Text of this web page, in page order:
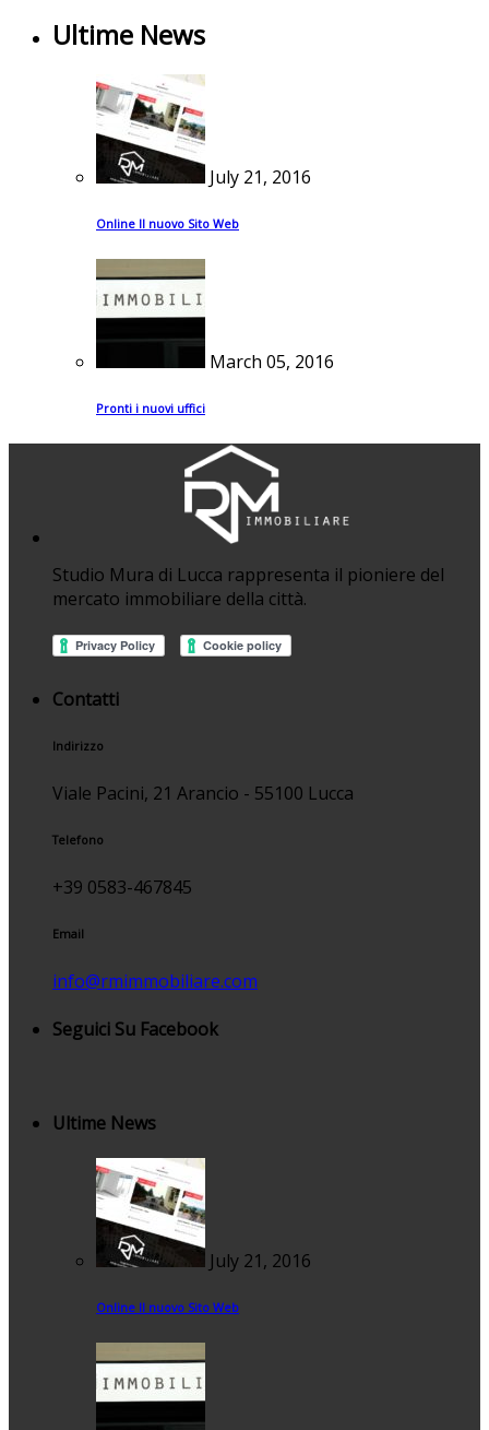
Ultime News
July 21, 2016
Online Il nuovo Sito Web
March 05, 2016
Pronti i nuovi uffici
Studio Mura di Lucca rappresenta il pioniere del
mercato immobiliare della città.
Contatti
Indirizzo
Viale Pacini, 21 Arancio - 55100 Lucca
Telefono
+39 0583-467845
Email
info@rmimmobiliare.com
Seguici Su Facebook
Ultime News
July 21, 2016
Online Il nuovo Sito Web